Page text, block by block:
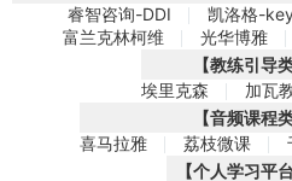
睿智咨询-DDI
凯洛格-
富兰克林柯维
光华博雅
【教练引导类
埃里克森
加瓦
【音频课程类
喜马拉雅
荔枝微课
【个人学习平